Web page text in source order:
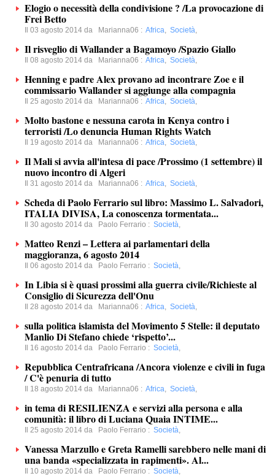
Elogio o necessità della condivisione ? /La provocazione di
Frei Betto
Il 03 agosto 2014 da Marianna06 : Africa, Società,
Il risveglio di Wallander a Bagamoyo /Spazio Giallo
Il 08 agosto 2014 da Marianna06 : Africa, Società,
Henning e padre Alex provano ad incontrare Zoe e il
commissario Wallander si aggiunge alla compagnia
Il 25 agosto 2014 da Marianna06 : Africa, Società,
Molto bastone e nessuna carota in Kenya contro i
terroristi /Lo denuncia Human Rights Watch
Il 19 agosto 2014 da Marianna06 : Africa, Società,
Il Mali si avvia all'intesa di pace /Prossimo (1 settembre) il
nuovo incontro di Algeri
Il 31 agosto 2014 da Marianna06 : Africa, Società,
Scheda di Paolo Ferrario sul libro: Massimo L. Salvadori,
ITALIA DIVISA, La conoscenza tormentata...
Il 30 agosto 2014 da Paolo Ferrario : Società,
Matteo Renzi – Lettera ai parlamentari della
maggioranza, 6 agosto 2014
Il 06 agosto 2014 da Paolo Ferrario : Società,
In Libia si è quasi prossimi alla guerra civile/Richieste al
Consiglio di Sicurezza dell'Onu
Il 28 agosto 2014 da Marianna06 : Africa, Società,
sulla politica islamista del Movimento 5 Stelle: il deputato
Manlio Di Stefano chiede ‘rispetto’...
Il 16 agosto 2014 da Paolo Ferrario : Società,
Repubblica Centrafricana /Ancora violenze e civili in fuga
/ C'è penuria di tutto
Il 18 agosto 2014 da Marianna06 : Africa, Società,
in tema di RESILIENZA e servizi alla persona e alla
comunità: il libro di Luciana Quaia INTIME...
Il 25 agosto 2014 da Paolo Ferrario : Società,
Vanessa Marzullo e Greta Ramelli sarebbero nelle mani di
una banda «specializzata in rapimenti». Al...
Il 10 agosto 2014 da Paolo Ferrario : Società,